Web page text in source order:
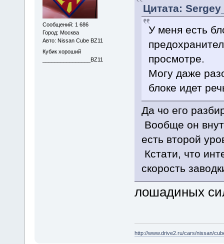
Сообщений: 1 686
Город: Москва
Авто: Nissan Cube BZ11
Кубик хороший
________________BZ11
Цитата:
У меня есть
просмотре.
Могу даже
блоке идет
Да чо его
Вообще он
есть второй
Кстати, что
скорость
лошадиных
http://www.drive2.ru/cars/nissan/